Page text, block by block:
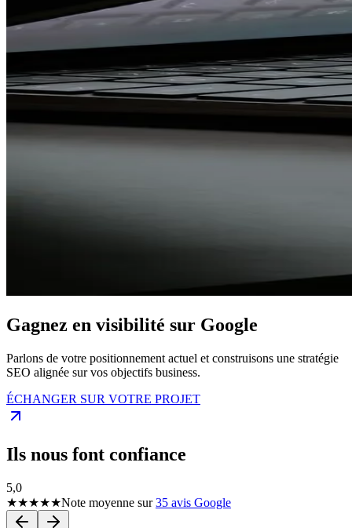
Gagnez en visibilité sur Google
Parlons de votre positionnement actuel et construisons une stratégie
SEO alignée sur vos objectifs business.
ÉCHANGER SUR VOTRE PROJET
Ils nous font confiance
5,0
★★★★★Note moyenne sur35 avis Google